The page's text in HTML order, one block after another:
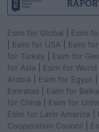
Esim for Global Esim
Esim for USA Esim
for Turkey
Esim for
for Asia
Esim for
Arabia
Esim for Egypt
Emirates
Esim for
for China
Esim for
Esim for Latin America
Cooperation Council